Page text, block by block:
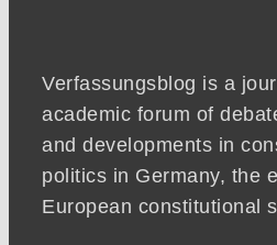
Verfassungsblog is a
academic forum of
and developments in
politics in Germany, the
European constitutional